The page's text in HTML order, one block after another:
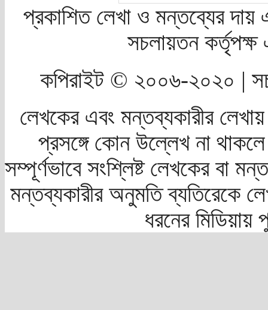
প্রকাশিত লেখা ও মন্তব্যের দায়
সচলায়তন
কপিরাইট © ২০০৬-২০২০ |
লেখকের এবং মন্তব্যকারীর
প্রসঙ্গে কোন উল্লেখ না
সম্পূর্ণভাবে সংশ্লিষ্ট লেখকের বা
মন্তব্যকারীর অনুমতি ব্যতিরেকে
ধরনের মিডিয়ায়